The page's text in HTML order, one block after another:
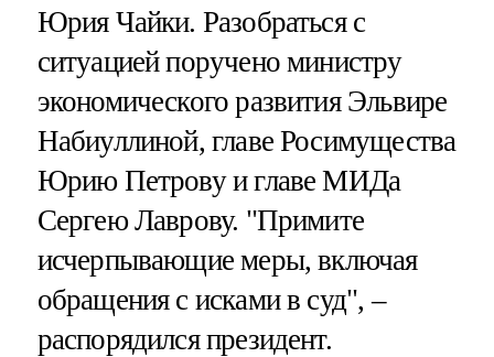
Юрия Чайки. Разобраться с
ситуацией поручено министру
экономического развития Эльвире
Набиуллиной, главе Росимущества
Юрию Петрову и главе МИДа
Сергею Лаврову. "Примите
исчерпывающие меры, включая
обращения с исками в суд", –
распорядился президент.